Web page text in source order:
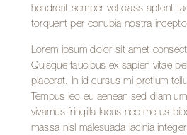
hendrerit semper vel class aptent
torquent per conubia nostra
Lorem ipsum dolor sit amet
Quisque faucibus ex sapien vitae
placerat. In id cursus mi pretium
Tempus leo eu aenean sed diam
vivamus fringilla lacus nec metus
massa nisl malesuada lacinia